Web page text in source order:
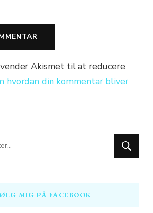
Akismet til at reducere
hvordan din kommentar bliver
MIG PÅ FACEBOOK